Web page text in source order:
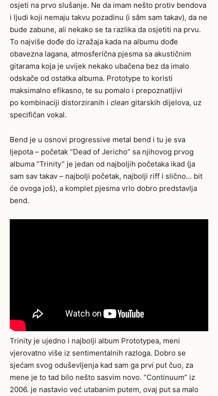
osjeti na prvo slušanje. Ne da imam nešto protiv bendova
i ljudi koji nemaju takvu pozadinu (i sâm sam takav), da ne
bude zabune, ali nekako se ta razlika da osjetiti na prvu.
To najviše dođe do izražaja kada na albumu dođe
obavezna lagana, atmosferična pjesma sa akustičnim
gitarama koja je uvijek nekako ubačena bez da imalo
odskače od ostatka albuma. Prototype to koristi
maksimalno efikasno, te su pomalo i prepoznatljivi
po kombinaciji distorziranih i clean gitarskih dijelova, uz
specifičan vokal.
Bend je u osnovi progressive metal bend i tu je sva
ljepota – početak “Dead of Jericho” sa njihovog prvog
albuma “Trinity” je jedan od najboljih početaka ikad (ja
sam sav takav – najbolji početak, najbolji riff i slično… bit
će ovoga još), a komplet pjesma vrlo dobro predstavlja
bend.
Trinity je ujedno i najbolji album Prototypea, meni
vjerovatno više iz sentimentalnih razloga. Dobro se
sjećam svog oduševljenja kad sam ga prvi put čuo, za
mene je to tad bilo nešto sasvim novo. “Continuum” iz
2006. je nastavio već utabanim putem, ovaj put sa malo